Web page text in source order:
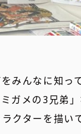
みんなに知っ
ガメの3兄弟
クターを描い